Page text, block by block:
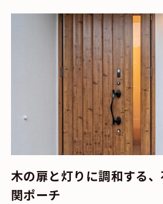
木の扉と灯りに調和する
関ポーチ